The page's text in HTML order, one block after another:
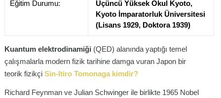
Eğitim Durumu:
Üçüncü Yüksek Okul Kyoto,
Kyoto İmparatorluk Üniversitesi
(Lisans 1929, Doktora 1939)
Kuantum elektrodinamiği (QED) alanında yaptığı temel
çalışmalarla modern fizik tarihine damga vuran Japon bir
teorik fizikçi Sin-Itiro Tomonaga kimdir?
Richard Feynman ve Julian Schwinger ile birlikte 1965 Nobel